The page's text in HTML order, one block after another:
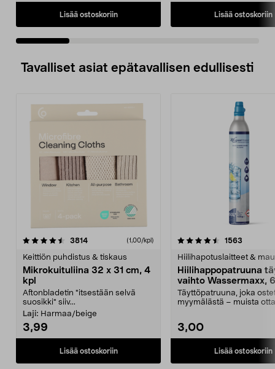
Lisää ostoskoriin Lisää ostoskoriin
Tavalliset asiat epätavallisen edullisesti
3814arvostelut (1,00/kpl)
Keittiön puhdistus & tiskaus
Mikrokuituliina 32 x 31 cm, 4
kpl
Aftonbladetin "itsestään selvä
suosikki" siiv...
Laji: Harmaa/beige
3,99
Lisää ostoskoriin
4.5viidestä
1563
Hiilihapotuslaitteet &
Hiilihappopatruuna
vaihto Wassermaxx,
Täyttöpatruuna, joka
myymälästä – muista
3,00
Lisää ostoskoriin
4.5viidestä